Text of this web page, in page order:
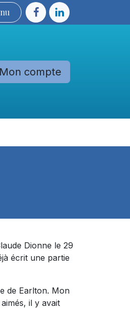
Mon compte
Dionne le 29
écrit une partie
de Earlton. Mon
il y avait